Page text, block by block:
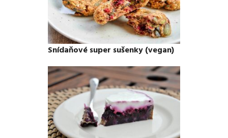
Snídaňové super sušenky (vegan)